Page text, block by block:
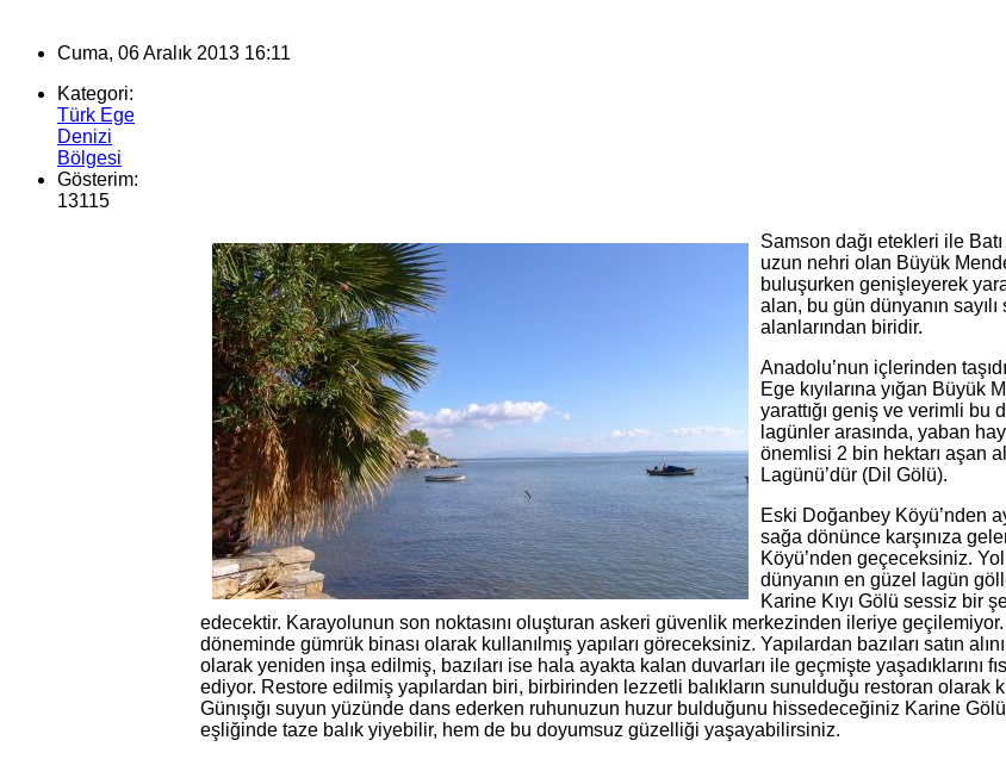
Cuma, 06 Aralık 2013 16:11
Kategori:
Türk Ege
Denizi
Bölgesi
Gösterim:
13115
Samson dağı etekleri ile
uzun nehri olan Büyük
buluşurken genişleyerek
alan, bu gün dünyanın sayılı
alanlarından biridir.
Anadolu’nun içlerinden
Ege kıyılarına yığan Büyük
yarattığı geniş ve verimli bu
lagünler arasında, yaban
önemlisi 2 bin hektarı aşan
Lagünü’dür (Dil Gölü).
Eski Doğanbey Köyü’nden
sağa dönünce karşınıza
Köyü’nden geçeceksiniz.
dünyanın en güzel lagün
Karine Kıyı Gölü sessiz bir
edecektir. Karayolunun son noktasını oluşturan askeri güvenlik merkezinden ileriye
döneminde gümrük binası olarak kullanılmış yapıları göreceksiniz. Yapılardan bazıları satın
olarak yeniden inşa edilmiş, bazıları ise hala ayakta kalan duvarları ile geçmişte yaşadıklarını
ediyor. Restore edilmiş yapılardan biri, birbirinden lezzetli balıkların sunulduğu restoran olarak
Günışığı suyun yüzünde dans ederken ruhunuzun huzur bulduğunu hissedeceğiniz Karine Gölü
eşliğinde taze balık yiyebilir, hem de bu doyumsuz güzelliği yaşayabilirsiniz.